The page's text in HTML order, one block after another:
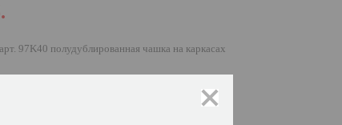
97K40 полудублированная чашка на каркасах